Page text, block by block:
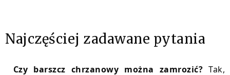
Najczęściej zadawane pytania
Czy barszcz chrzanowy można zamrozić? Tak,